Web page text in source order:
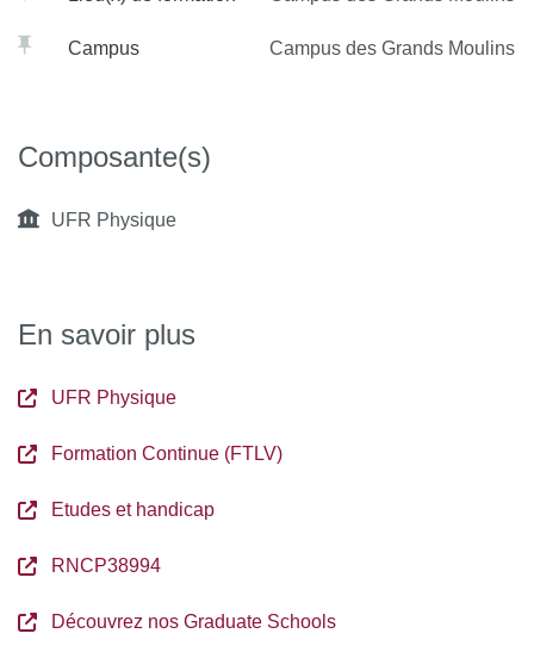
Campus Campus des Grands Moulins
Composante(s)
UFR Physique
En savoir plus
UFR Physique
Formation Continue (FTLV)
Etudes et handicap
RNCP38994
Découvrez nos Graduate Schools